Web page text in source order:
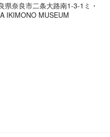
県奈良市二条大路南1-3-1ミ・
IKIMONO MUSEUM